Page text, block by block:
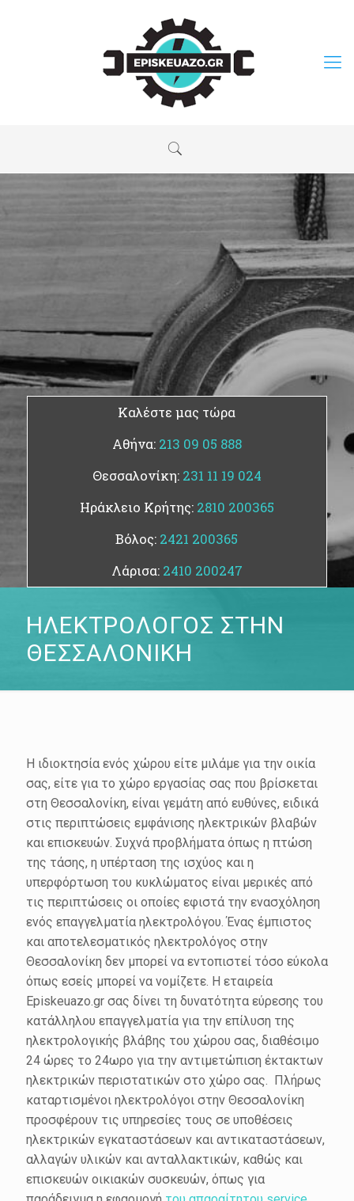
Καλέστε μας τώρα
Αθήνα: 213 09 05 888
Θεσσαλονίκη: 231 11 19 024
Ηράκλειο Κρήτης: 2810 200365
Βόλος: 2421 200365
Λάρισα: 2410 200247
ΗΛΕΚΤΡΟΛΟΓΟΣ ΣΤΗΝ
ΘΕΣΣΑΛΟΝΙΚΗ
Η ιδιοκτησία ενός χώρου είτε μιλάμε για την οικία
σας, είτε για το χώρο εργασίας σας που βρίσκεται
στη Θεσσαλονίκη, είναι γεμάτη από ευθύνες, ειδικά
στις περιπτώσεις εμφάνισης ηλεκτρικών βλαβών
και επισκευών. Συχνά προβλήματα όπως η πτώση
της τάσης, η υπέρταση της ισχύος και η
υπερφόρτωση του κυκλώματος είναι μερικές από
τις περιπτώσεις οι οποίες εφιστά την ενασχόληση
ενός επαγγελματία ηλεκτρολόγου. Ένας έμπιστος
και αποτελεσματικός ηλεκτρολόγος στην
Θεσσαλονίκη δεν μπορεί να εντοπιστεί τόσο εύκολα
όπως εσείς μπορεί να νομίζετε. Η εταιρεία
Episkeuazo.gr σας δίνει τη δυνατότητα εύρεσης του
κατάλληλου επαγγελματία για την επίλυση της
ηλεκτρολογικής βλάβης του χώρου σας, διαθέσιμο
24 ώρες το 24ωρο για την αντιμετώπιση έκτακτων
ηλεκτρικών περιστατικών στο χώρο σας. Πλήρως
καταρτισμένοι ηλεκτρολόγοι στην Θεσσαλονίκη
προσφέρουν τις υπηρεσίες τους σε υποθέσεις
ηλεκτρικών εγκαταστάσεων και αντικαταστάσεων,
αλλαγών υλικών και ανταλλακτικών, καθώς και
επισκευών οικιακών συσκευών, όπως για